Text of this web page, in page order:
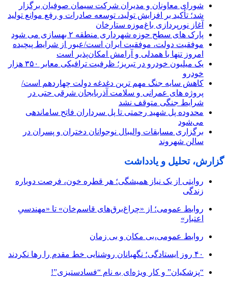
شورای معاونان و مدیران شرکت سیمان صوفیان برگزار
شد؛ تأکید بر افزایش تولید، توسعه صادرات و رفع موانع تولید
آغاز نورپردازی باغ‌موزه ستارخان
پارک های سطح حوزه شهرداری منطقه ۲ بهسازی می شود
موفقیت دولت، موفقیت ایران است/عبور از شرایط پیچیده
امروز تنها با همدلی و آرامش امکان‌پذیر است
یک میلیون خودرو در تبریز؛ ظرفیت ترافیکی معابر ۳۵۰ هزار
خودرو
کاهش سایه جنگ مهم ‌ترین دغدغه دولت چهاردهم است/
پروژه ‌های عمرانی و سلامت آذربایجان شرقی حتی در
شرایط جنگی متوقف نشد
محدوده پل شهید رحمتی تا پل سرداران فاتح ساماندهی
می‌شود
برگزاری مسابقات والیبال نوجوانان دختران و پسران در
سالن شهروند
گزارش، تحلیل و یادداشت
روایتی از یک نیاز همیشگی؛ هر قطره خون، فرصت دوباره
زندگی
روابط عمومی؛ از «چراغ‌برق‌های قاسم‌خان» تا «مهندسیِ
اعتبار»
روابط عمومی،بی مکان و بی زمان
۴۰ روز ایستادگی؛ نگهبانان روشنایی خط مقدم را رها نکردند
“پزشکیان” و کار ویژه‌ای به نام “فسادستیزی”!